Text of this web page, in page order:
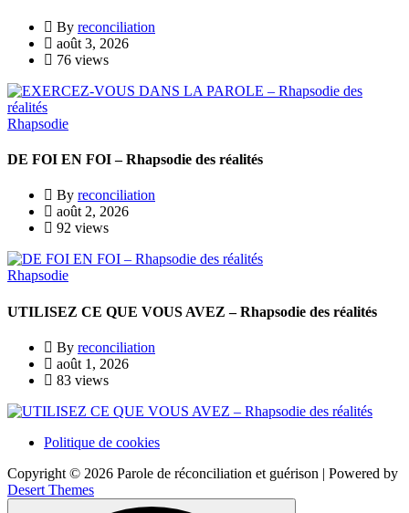
By reconciliation
août 3, 2026
76 views
Rhapsodie
DE FOI EN FOI – Rhapsodie des réalités
By reconciliation
août 2, 2026
92 views
Rhapsodie
UTILISEZ CE QUE VOUS AVEZ – Rhapsodie des réalités
By reconciliation
août 1, 2026
83 views
Politique de cookies
Copyright © 2026 Parole de réconciliation et guérison | Powered by
Desert Themes